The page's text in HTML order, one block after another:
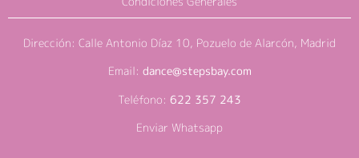
Dirección: Calle Antonio Díaz 10, Pozuelo de Alarcón, Madrid
Email: dance@stepsbay.com
Teléfono: 622 357 243
Enviar Whatsapp